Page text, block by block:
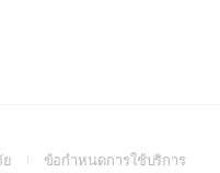
(Openข้อกำหนดการใช้บริการ(Open